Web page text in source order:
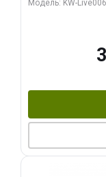
Модель: KW-